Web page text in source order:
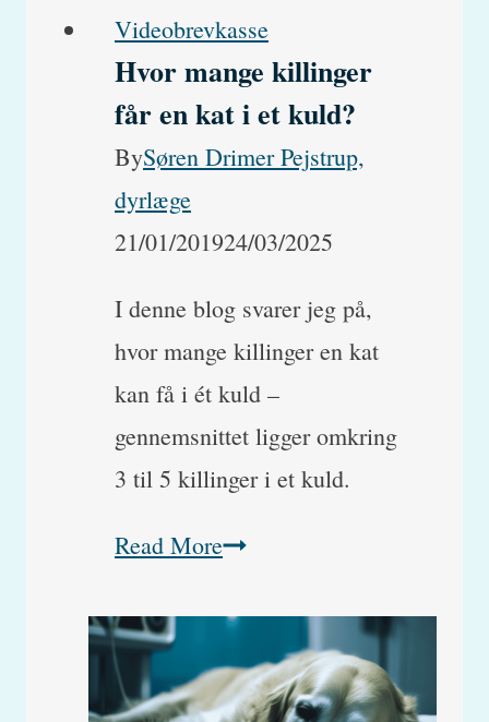
Videobrevkasse
Hvor mange killinger
får en kat i et kuld?
BySøren Drimer Pejstrup,
dyrlæge
21/01/201924/03/2025
I denne blog svarer jeg på,
hvor mange killinger en kat
kan få i ét kuld –
gennemsnittet ligger omkring
3 til 5 killinger i et kuld.
Read MoreHvor
killinger
får
en